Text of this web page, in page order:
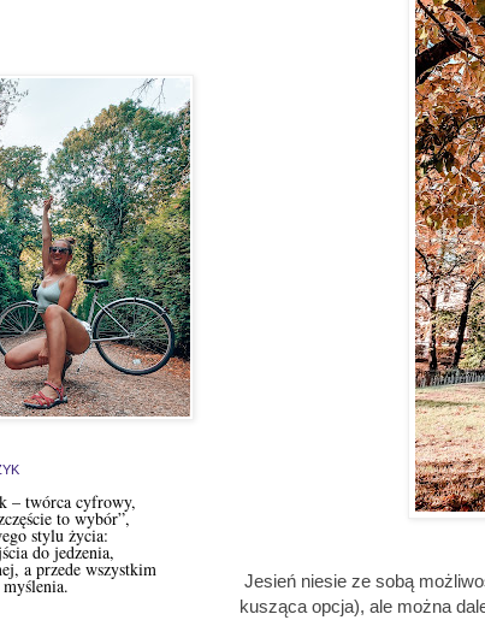
Jesień niesie ze sobą
kusząca opcja), ale można
– twórca cyfrowy,
to wybór”,
stylu życia:
do jedzenia,
a przede wszystkim